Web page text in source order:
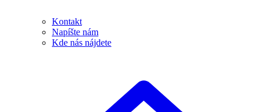
Kontakt
Napíšte nám
Kde nás nájdete